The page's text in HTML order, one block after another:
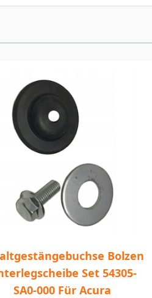
Bolzen
Set 54305-
SA0-000 Für Acura